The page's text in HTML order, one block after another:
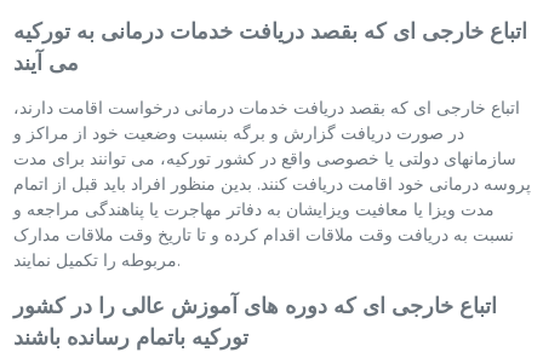
اتباع خارجی ای که بقصد دریافت خدمات درمانی به تورکیه
می آیند
اتباع خارجی ای که بقصد دریافت خدمات درمانی درخواست اقامت دارند،
در صورت دریافت گزارش و برگه بنسبت وضعیت خود از مراکز و
سازمانهای دولتی یا خصوصی واقع در کشور تورکیه، می توانند برای مدت
پروسه درمانی خود اقامت دریافت کنند. بدین منظور افراد باید قبل از اتمام
مدت ویزا یا معافیت ویزایشان به دفاتر مهاجرت یا پناهندگی مراجعه و
نسبت به دریافت وقت ملاقات اقدام کرده و تا تاریخ وقت ملاقات مدارک
مربوطه را تکمیل نمایند.
اتباع خارجی ای که دوره های آموزش عالی را در کشور
تورکیه باتمام رسانده باشند